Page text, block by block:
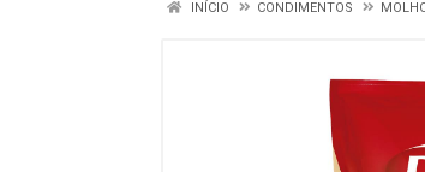
INÍCIO CONDIMENTOS